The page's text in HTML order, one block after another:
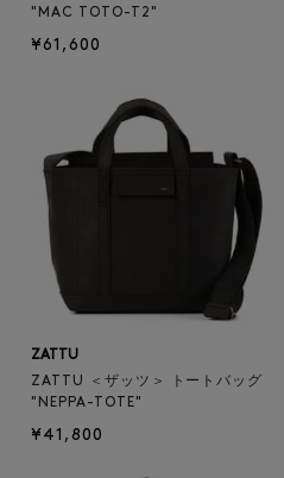
"MAC TOTO-T2"
¥61,600
ZATTU
ZATTU ＜ザッツ＞ トートバッグ
"NEPPA-TOTE"
¥41,800